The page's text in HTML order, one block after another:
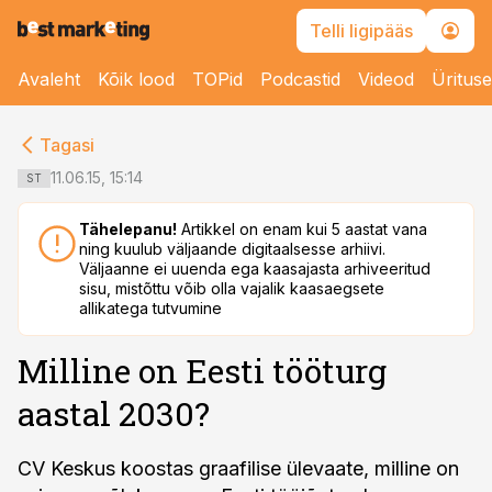
Telli ligipääs
Avaleht Kõik lood TOPid Podcastid Videod
Tagasi
ST 11.06.15, 15:14
Tähelepanu! Artikkel on enam kui 5 aastat vana
ning kuulub väljaande digitaalsesse arhiivi.
Väljaanne ei uuenda ega kaasajasta arhiveeritud
sisu, mistõttu võib olla vajalik kaasaegsete
allikatega tutvumine
Milline on Eesti tööturg
aastal 2030?
CV Keskus koostas graafilise ülevaate, milline on